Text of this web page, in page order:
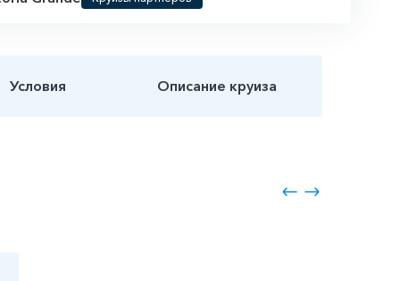
Условия Описание круиза